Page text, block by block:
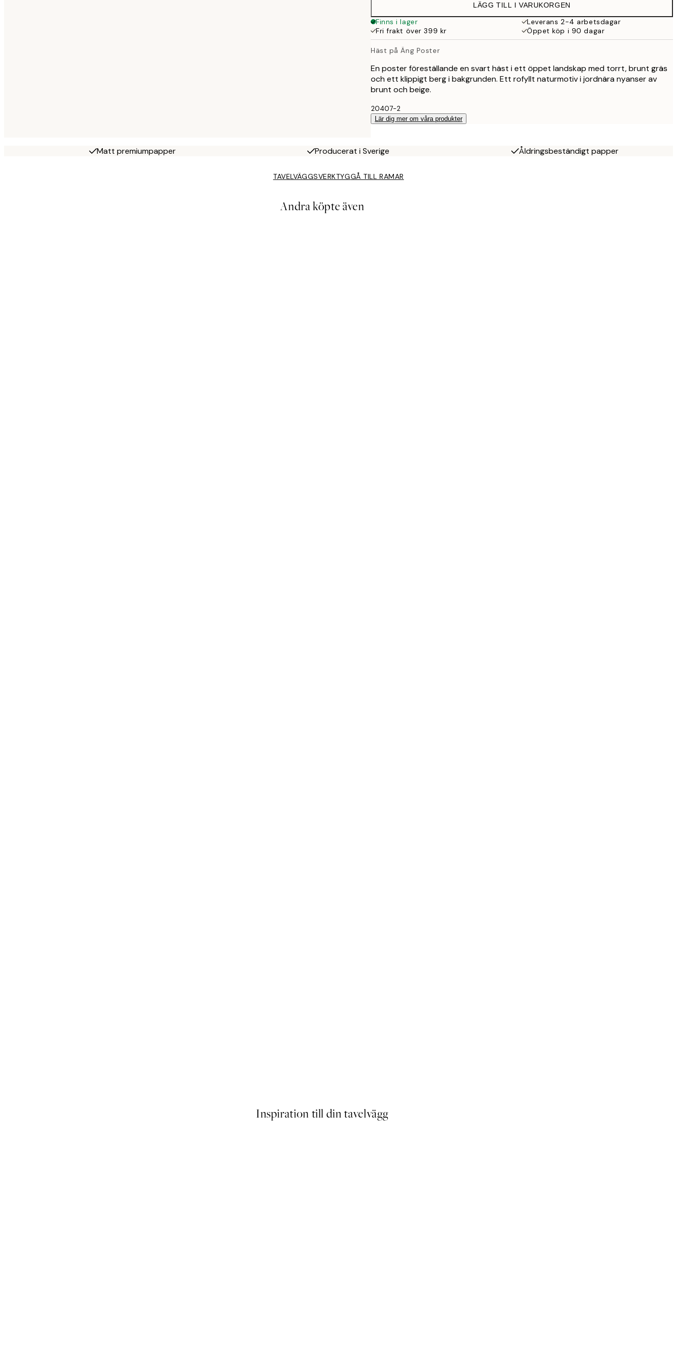
LÄGG TILL I VARUKORGEN
Finns i lager
Leverans 2-4 arbetsdagar
Fri frakt över 399 kr
Öppet köp i 90 dagar
Häst på Äng Poster
En poster föreställande en svart häst i ett öppet landskap med torrt, brunt gräs
och ett klippigt berg i bakgrunden. Ett rofyllt naturmotiv i jordnära nyanser av
brunt och beige.
20407-2
Lär dig mer om våra produkter
Matt premiumpapper Producerat i Sverige Åldringsbeständigt papper
TAVELVÄGGSVERKTYGGÅ TILL RAMAR
Andra köpte även
Inspiration till din tavelvägg